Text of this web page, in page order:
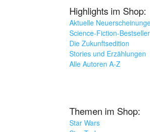
Highlights im Shop:
Aktuelle
Science-Fiction-Bestseller
Die Zukunftsedition
Stories und Erzählungen
Alle Autoren A-Z
Themen im Shop:
Star Wars